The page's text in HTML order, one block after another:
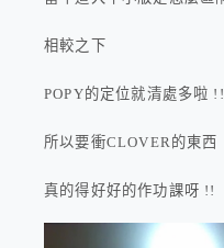
相較之下
POPY的定位就清處多啦 !!
所以要衝CLOVER的東西
真的得好好的作功課呀 !!